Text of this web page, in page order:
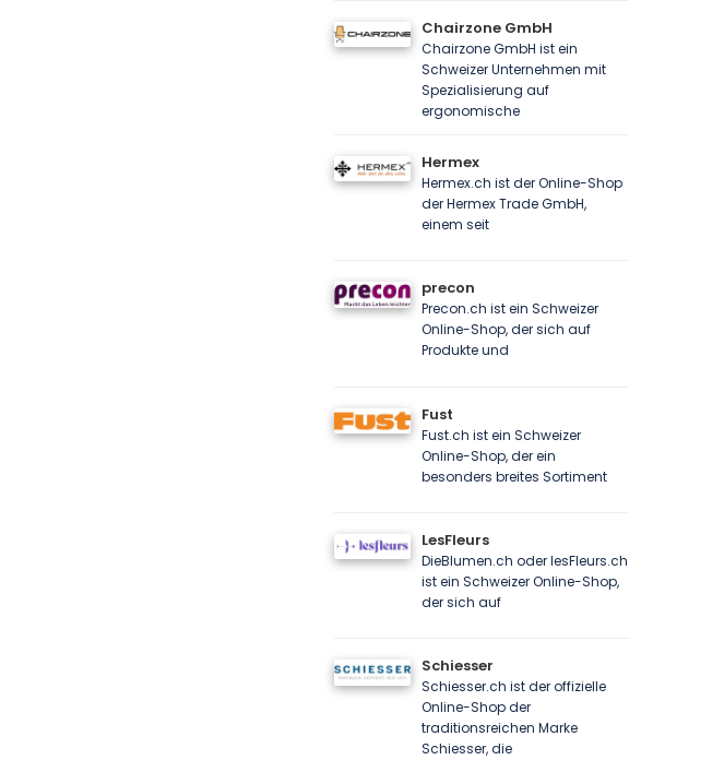
Chairzone GmbH
Chairzone GmbH ist ein
Schweizer Unternehmen mit
Spezialisierung auf
ergonomische
Hermex
Hermex.ch ist der Online-Shop
der Hermex Trade GmbH,
einem seit
precon
Precon.ch ist ein Schweizer
Online-Shop, der sich auf
Produkte und
Fust
Fust.ch ist ein Schweizer
Online-Shop, der ein
besonders breites Sortiment
LesFleurs
DieBlumen.ch oder lesFleurs.ch
ist ein Schweizer Online-Shop,
der sich auf
Schiesser
Schiesser.ch ist der offizielle
Online-Shop der
traditionsreichen Marke
Schiesser, die